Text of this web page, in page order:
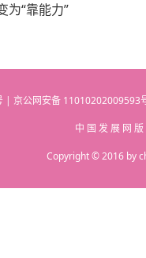
为“靠能力”
| 京公网安备
中 国 发 展 网
Copyright © 2016 by